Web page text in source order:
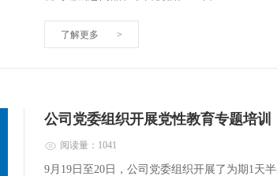
了解更多 >
公司党委组织开展党性教育专题培训
阅读量：1041
9月19日至20日，公司党委组织开展了为期1天